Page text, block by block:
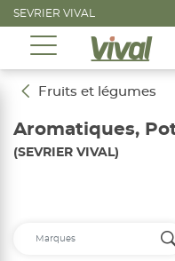
SEVRIER VIVAL
Fruits et légumes
Aromatiques,
(SEVRIER VIVAL)